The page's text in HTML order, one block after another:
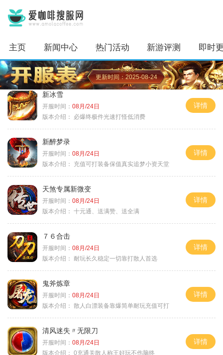
主页 新闻中心 热门活动 新游评测 即时
更新时间：2025-08-24
新冰雪
开服时间： 08月/24日
版本介绍：
必爆终极件光速打怪低消费
详情
新醉梦录
开服时间： 08月/24日
版本介绍：
充值可打装备保值真实追梦小资天堂
详情
天煞专属新微变
开服时间： 08月/24日
版本介绍： 十元通、送满赞、送全满
详情
７６合击
开服时间： 08月/24日
版本介绍： 耐玩长久稳定一切靠打散人首选
详情
鬼斧炼章
开服时间： 08月/24日
版本介绍： 散人白漂装备靠爆简单耐玩充值可打
详情
清风迷失〃无限刀
开服时间： 08月/24日
版本介绍： 0充通关散人称王好玩不伤脑终
详情